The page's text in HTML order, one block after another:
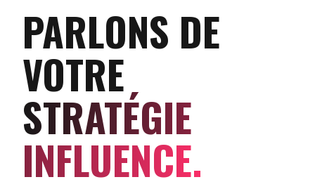
PARLONS DE
VOTRE
STRATÉGIE
INFLUENCE.